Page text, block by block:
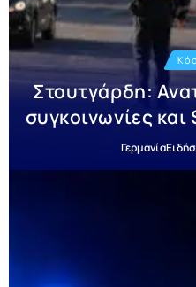
Στουτγάρδη:
συγκοινωνίες
Γερμανία